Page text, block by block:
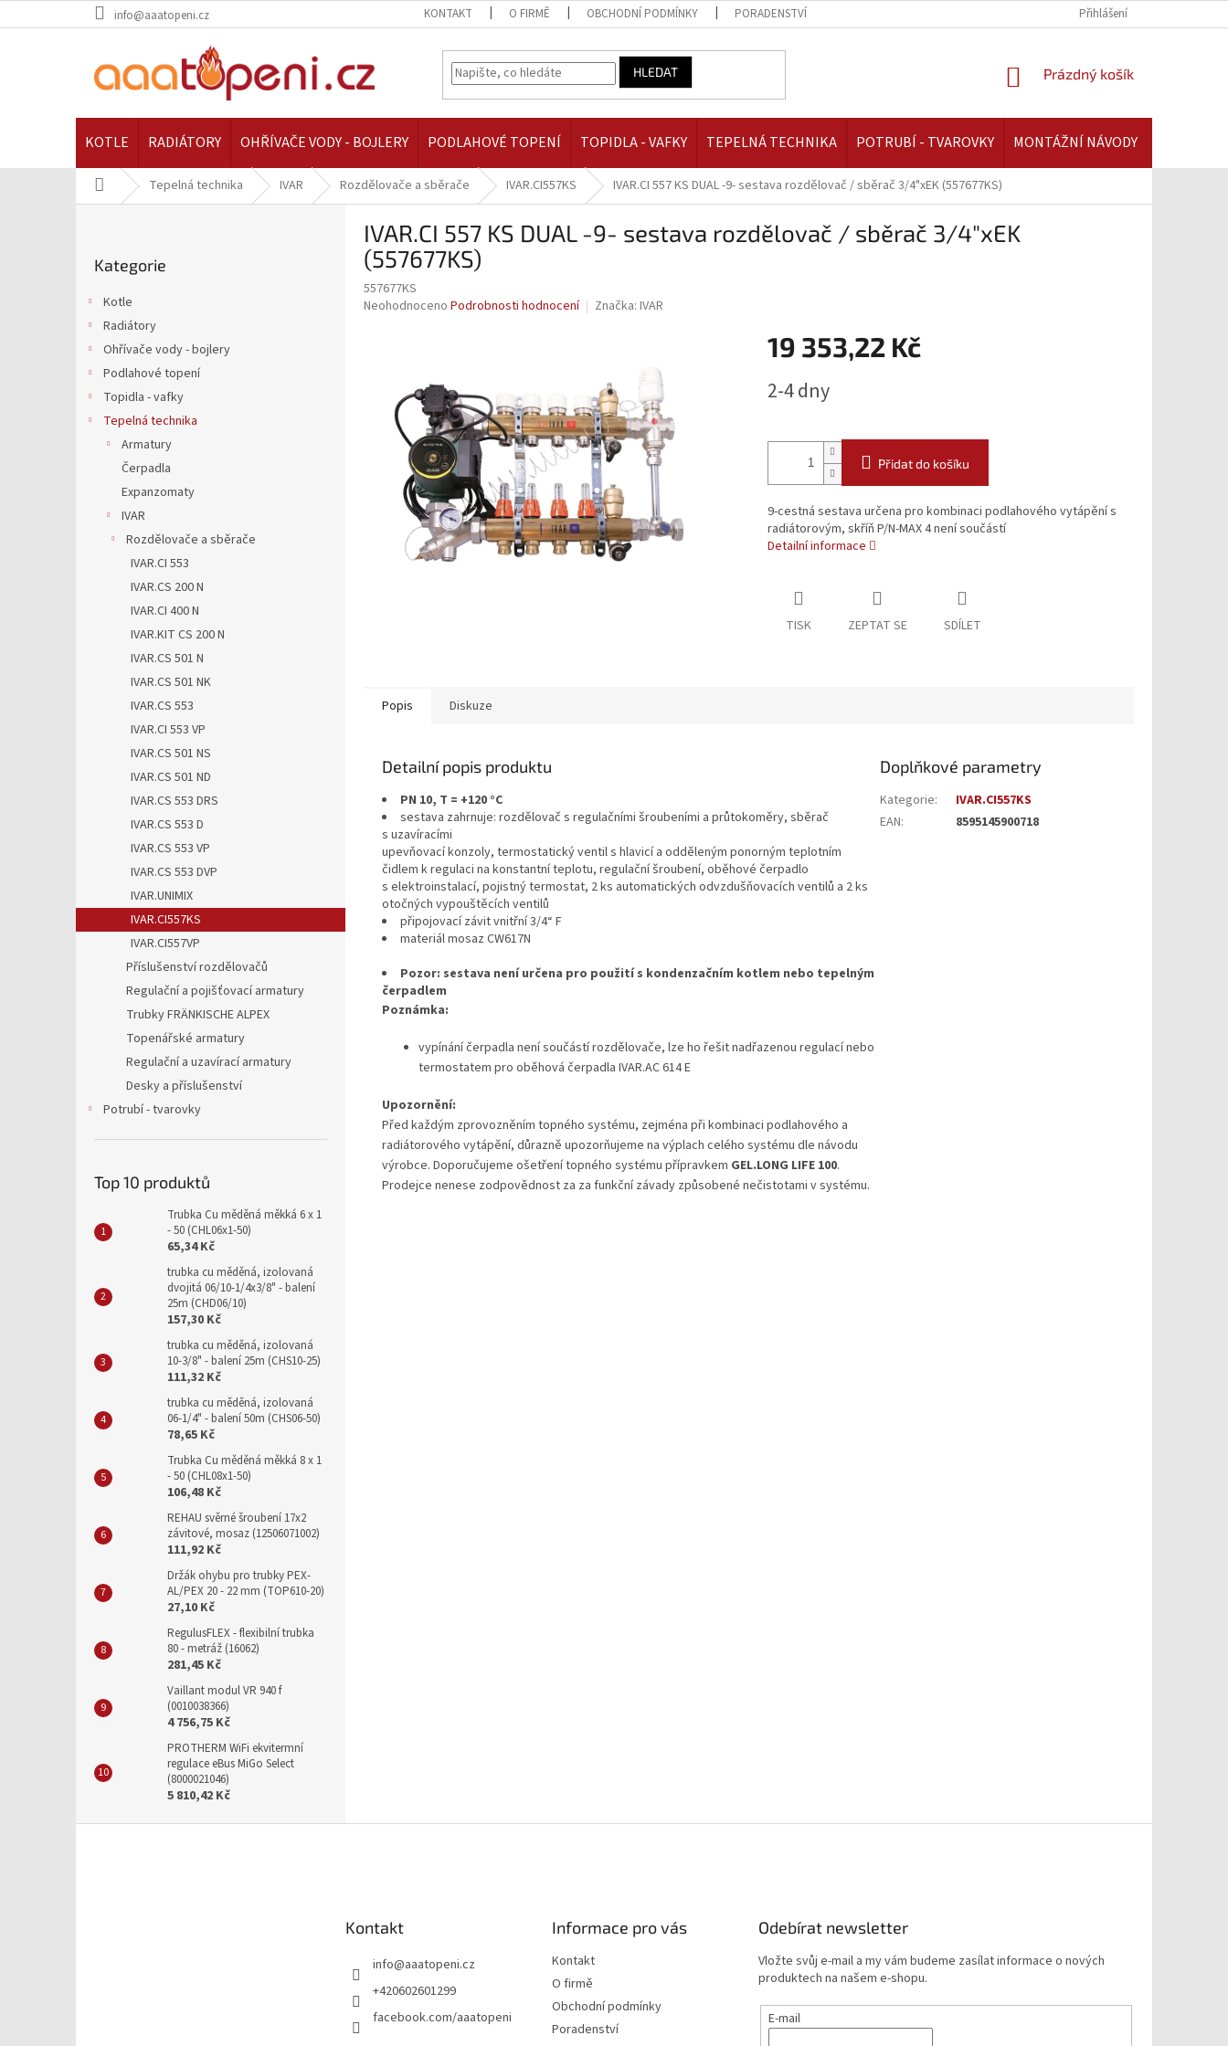
na
info@aaatopeni.cz KONTAKT O FIRMĚ OBCHODNÍ PODMÍNKY PORADENSTVÍ PLATBA A DOPRAVA |
Přihlášení
HLEDAT
NÁKUPNÍ
Prázdný košík
KOTLE RADIÁTORY OHŘÍVAČE VODY - BOJLERY PODLAHOVÉ TOPENÍ TOPIDLA - VAFKY TEPELNÁ TECHNIKA POTRUBÍ - TVAROVKY MONTÁŽNÍ NÁVODY
Domů Tepelná technika IVAR Rozdělovače a sběrače IVAR.CI557KS IVAR.CI 557 KS DUAL -9- sestava rozdělovač / sběrač 3/4"xEK (557677KS)
kategorie
Kategorie
Kotle
Radiátory
Ohřívače vody - bojlery
Podlahové topení
Topidla - vafky
Tepelná technika
Armatury
Čerpadla
Expanzomaty
IVAR
Rozdělovače a sběrače
IVAR.CI 553
IVAR.CS 200 N
IVAR.CI 400 N
IVAR.KIT CS 200 N
IVAR.CS 501 N
IVAR.CS 501 NK
IVAR.CS 553
IVAR.CI 553 VP
IVAR.CS 501 NS
IVAR.CS 501 ND
IVAR.CS 553 DRS
IVAR.CS 553 D
IVAR.CS 553 VP
IVAR.CS 553 DVP
IVAR.UNIMIX
IVAR.CI557KS
IVAR.CI557VP
Příslušenství rozdělovačů
Regulační a pojišťovací armatury
Trubky FRÄNKISCHE ALPEX
Topenářské armatury
Regulační a uzavírací armatury
Desky a příslušenství
Potrubí - tvarovky
Top 10 produktů
Trubka Cu měděná měkká 6 x 1
- 50 (CHL06x1-50)
65,34 Kč
trubka cu měděná, izolovaná
dvojitá 06/10-1/4x3/8" - balení
25m (CHD06/10)
157,30 Kč
trubka cu měděná, izolovaná
10-3/8" - balení 25m (CHS10-25)
111,32 Kč
trubka cu měděná, izolovaná
06-1/4" - balení 50m (CHS06-50)
78,65 Kč
Trubka Cu měděná měkká 8 x 1
- 50 (CHL08x1-50)
106,48 Kč
REHAU svěrné šroubení 17x2
závitové, mosaz (12506071002)
111,92 Kč
Držák ohybu pro trubky PEX-
AL/PEX 20 - 22 mm (TOP610-20)
27,10 Kč
RegulusFLEX - flexibilní trubka
80 - metráž (16062)
281,45 Kč
Vaillant modul VR 940 f
(0010038366)
4 756,75 Kč
PROTHERM WiFi ekvitermní
regulace eBus MiGo Select
(8000021046)
5 810,42 Kč
IVAR.CI 557 KS DUAL -9- sestava rozdělovač / sběrač 3/4"xEK
(557677KS)
557677KS
Průměrné
hvězdiček.
Neohodnoceno Podrobnosti hodnocení Značka: IVAR
19 353,22 Kč
cena:
2-4 dny
Přidat do košíku
9-cestná sestava určena pro kombinaci podlahového vytápění s
radiátorovým, skříň P/N-MAX 4 není součástí
Detailní informace
TISK ZEPTAT SE SDÍLET
Popis Diskuze
Detailní popis produktu
PN 10, T = +120 °C
sestava zahrnuje: rozdělovač s regulačními šroubeními a průtokoměry, sběrač
s uzavíracími
upevňovací konzoly, termostatický ventil s hlavicí a odděleným ponorným teplotním
čidlem k regulaci na konstantní teplotu, regulační šroubení, oběhové čerpadlo
s elektroinstalací, pojistný termostat, 2 ks automatických odvzdušňovacích ventilů a 2 ks
otočných vypouštěcích ventilů
připojovací závit vnitřní 3/4“ F
materiál mosaz CW617N
Pozor: sestava není určena pro použití s kondenzačním kotlem nebo tepelným
čerpadlem
Poznámka:
vypínání čerpadla není součástí rozdělovače, lze ho řešit nadřazenou regulací nebo
termostatem pro oběhová čerpadla IVAR.AC 614 E
Upozornění:
Před každým zprovozněním topného systému, zejména při kombinaci podlahového a
radiátorového vytápění, důrazně upozorňujeme na výplach celého systému dle návodu
výrobce. Doporučujeme ošetřenítopného systému přípravkem GEL.LONG LIFE 100.
Prodejce nenese zodpovědnost za za funkční závady způsobené nečistotami v systému.
Doplňkové parametry
Kategorie:
IVAR.CI557KS
EAN: 8595145900718
Kontakt
info@aaatopeni.cz
+420602601299
facebook.com/aaatopeni
Informace pro vás
Kontakt
O firmě
Obchodní podmínky
Poradenství
Odebírat newsletter
Vložte svůj e-mail a my vám budeme zasílat informace o nových
produktech na našem e-shopu.
E-mail